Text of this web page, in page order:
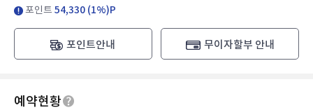
포인트 54,330 (1%)P
포인트안내 무이자할부 안내
예약현황